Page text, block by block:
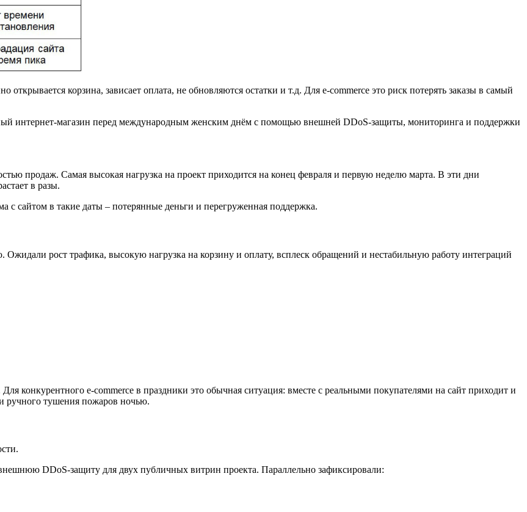
открывается корзина, зависает оплата, не обновляются остатки и т.д. Для e-commerce это риск потерять заказы в самый
интернет-магазин перед международным женским днём с помощью внешней DDoS-защиты, мониторинга и поддержки
продаж. Самая высокая нагрузка на проект приходится на конец февраля и первую неделю марта. В эти дни
в разы.
с сайтом в такие даты – потерянные деньги и перегруженная поддержка.
Ожидали рост трафика, высокую нагрузка на корзину и оплату, всплеск обращений и нестабильную работу интеграций
конкурентного e-commerce в праздники это обычная ситуация: вместе с реальными покупателями на сайт приходит и
ручного тушения пожаров ночью.
DDoS-защиту для двух публичных витрин проекта. Параллельно зафиксировали: